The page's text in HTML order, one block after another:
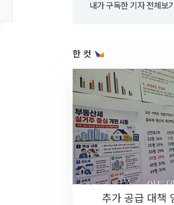
내가 구독한 기자 전체보기
한 컷
추가 공급 대책